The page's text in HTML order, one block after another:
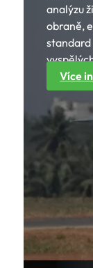
analýzu
obraně,
standard
Více